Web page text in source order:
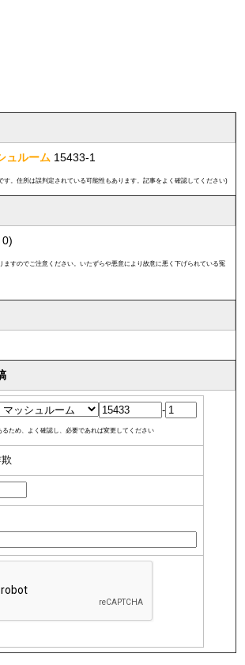
ュルーム 15433-1
す。住所は誤判定されている可能性もあります。記事をよく確認してください)
ますのでご注意ください。いたずらや悪意により故意に悪く下げられている冤
-
ため、よく確認し、必要であれば変更してください